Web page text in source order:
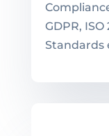
GDPR,
Standards